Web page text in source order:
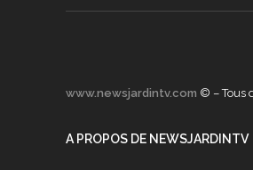
www.newsjardintv.com © – Tous
A PROPOS DE NEWSJARDINTV